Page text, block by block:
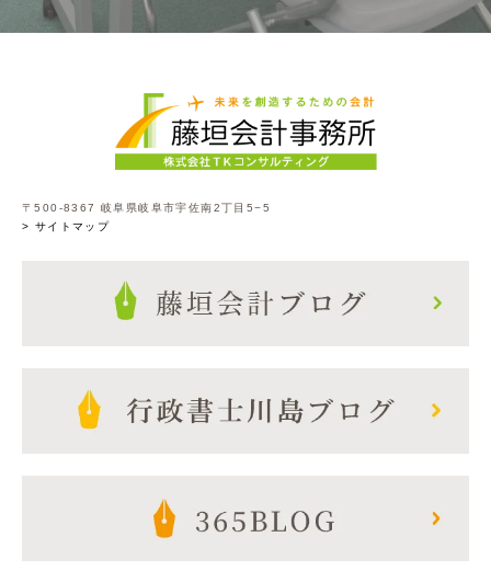
〒500-8367 岐阜県岐阜市宇佐南2丁目5−5
> サイトマップ